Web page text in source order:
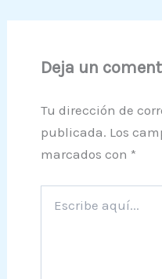
Deja un
Tu dirección de
publicada. Los
marcados con *
aquí...